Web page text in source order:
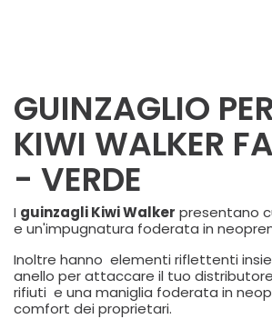
GUINZAGLIO
KIWI WALKER
- VERDE
I guinzagli Kiwi Walker presentano
e un'impugnatura foderata in
Inoltre hanno elementi riflettenti
anello per attaccare il tuo
rifiuti e una maniglia foderata in
comfort dei proprietari.